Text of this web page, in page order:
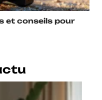
et conseils pour